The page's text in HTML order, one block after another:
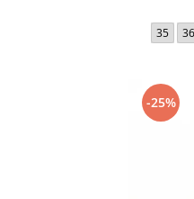
35 36
-25%